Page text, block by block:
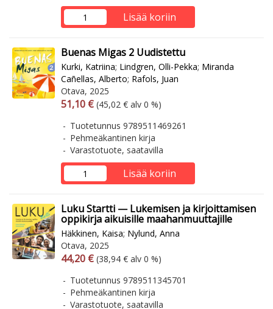
Lisää koriin
Buenas Migas 2 Uudistettu
Kurki, Katriina; Lindgren, Olli-Pekka; Miranda
Cañellas, Alberto; Rafols, Juan
Otava, 2025
Arvonlisäverollinen hinta
51,10 € Arvonlisäveroton hinta
(45,02 € alv 0 %)
Tuotetunnus 9789511469261
Pehmeäkantinen kirja
Varastotuote, saatavilla
Lisää koriin
Luku Startti — Lukemisen ja kirjoittamisen
oppikirja aikuisille maahanmuuttajille
Häkkinen, Kaisa; Nylund, Anna
Otava, 2025
Arvonlisäverollinen hinta
44,20 € Arvonlisäveroton hinta
(38,94 € alv 0 %)
Tuotetunnus 9789511345701
Pehmeäkantinen kirja
Varastotuote, saatavilla